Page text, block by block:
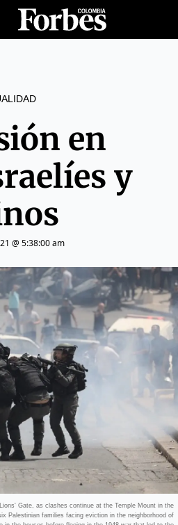
en
y
@ 5:38:00 am
Gate, as clashes continue at the Temple Mount in the
Palestinian families facing eviction in the neighborhood of